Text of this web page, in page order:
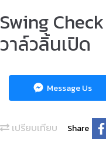
Swing
วาล์วลิ้นเปิด
Message Us
เปรียบเทียบ Share